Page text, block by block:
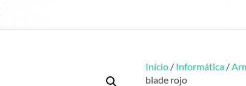
Início / Informática /
blade rojo